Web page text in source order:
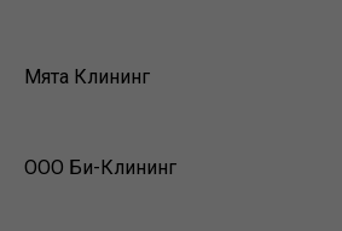
Мята Клининг
ООО Би-Клининг